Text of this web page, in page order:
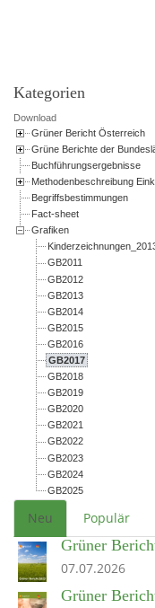
Kategorien
Download
Grüner Bericht Österreich
Grüne Berichte der
Buchführungsergebnisse
Methodenbeschreibung
Begriffsbestimmungen
Fact-sheet
Grafiken
GB2011
GB2012
GB2013
GB2014
GB2015
GB2016
GB2017
GB2018
GB2019
GB2020
GB2021
GB2022
GB2023
GB2024
GB2025
Neu Populär
Grüner
07.07.2026
Grüner